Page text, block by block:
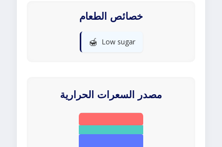
خصائص الطعام
🍯 Low sugar
مصدر السعرات الحرارية